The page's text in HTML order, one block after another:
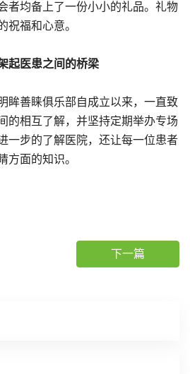
者均备上了一份小小的礼品。礼物
祝福和心意。
起医患之间的桥梁
善睐俱乐部自成立以来，一直致
的相互了解，并坚持定期举办专场
一步的了解医院，还让每一位患者
方面的知识。
下一篇